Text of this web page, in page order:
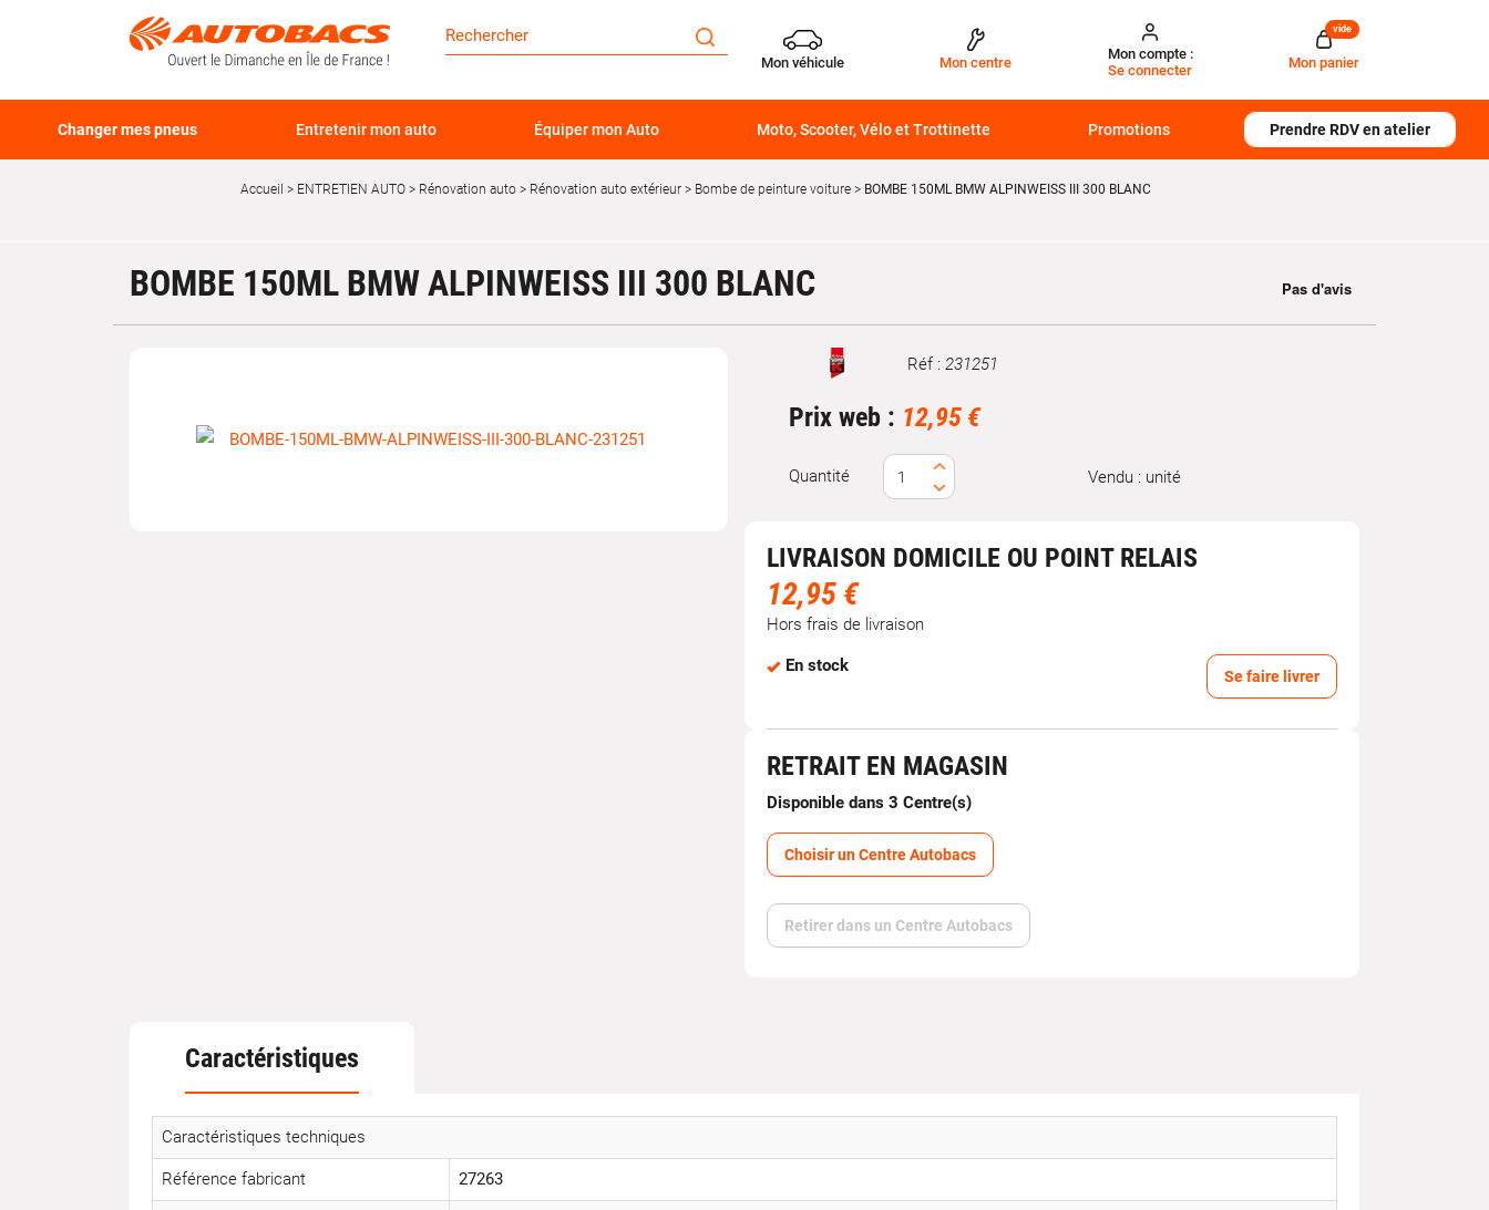
Mon véhicule Mon centre
Mon compte :
Se connecter
Mon panier
vide
Changer mes pneus Entretenir mon auto Équiper mon Auto Moto, Scooter, Vélo et Trottinette Promotions Prendre RDV en atelier
Accueil ENTRETIEN AUTO Rénovation auto Rénovation auto extérieur Bombe de peinture voiture BOMBE 150ML BMW ALPINWEISS III 300 BLANC
BOMBE 150ML BMW ALPINWEISS III 300 BLANC
Marque Réf : 231251
Prix web : 12,95 €
Quantité Vendu : unité
LIVRAISON DOMICILE OU POINT RELAIS
12,95 €
Hors frais de livraison
En stock
Se faire livrer
RETRAIT EN MAGASIN
Disponible dans 3 Centre(s)
Choisir un Centre Autobacs
Retirer dans un Centre Autobacs
Caractéristiques
Caractéristiques techniques
Référence fabricant 27263